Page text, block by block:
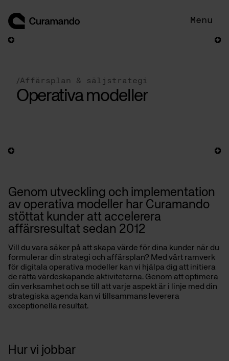
till
innehåll
Menu
/Affärsplan & säljstrategi
Operativa modeller
Genom utveckling och implementation
av operativa modeller har Curamando
stöttat kunder att accelerera
affärsresultat sedan 2012
Vill du vara säker på att skapa värde för dina kunder när du
formulerar din strategi och affärsplan? Med vårt ramverk
för digitala operativa modeller kan vi hjälpa dig att initiera
de rätta värdeskapande aktiviteterna. Genom att optimera
din verksamhet och se till att varje aspekt är i linje med din
strategiska agenda kan vi tillsammans leverera
exceptionella resultat.
Hur vi jobbar